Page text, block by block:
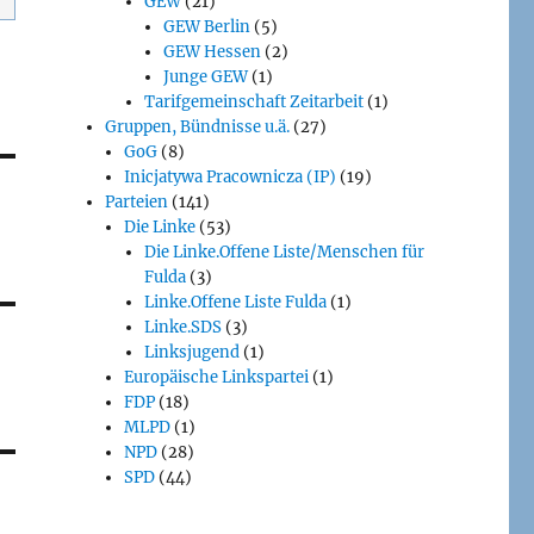
GEW Berlin(5)
GEW Hessen(2)
Junge GEW(1)
Tarifgemeinschaft Zeitarbeit(1)
Gruppen, Bündnisse u.ä. (27)
GoG (8)
Inicjatywa Pracownicza (IP) (19)
Parteien (141)
Die Linke (53)
Die Linke.Offene Liste/Menschen für
Fulda(3)
Linke.Offene Liste Fulda(1)
Linke.SDS(3)
Linksjugend(1)
Europäische Linkspartei (1)
FDP (18)
MLPD (1)
NPD (28)
SPD (44)